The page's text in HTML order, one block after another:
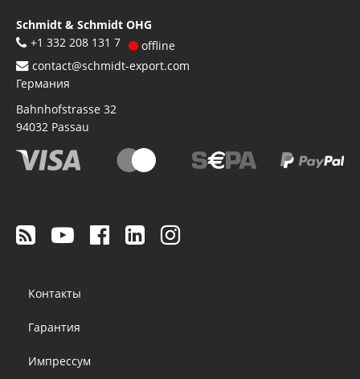
Schmidt & Schmidt OHG
+1 332 208 131 7
offline
contact@schmidt-export.com
Германия
Bahnhofstrasse 32
94032 Passau
menu
Контакты
Гарантия
Импрессум